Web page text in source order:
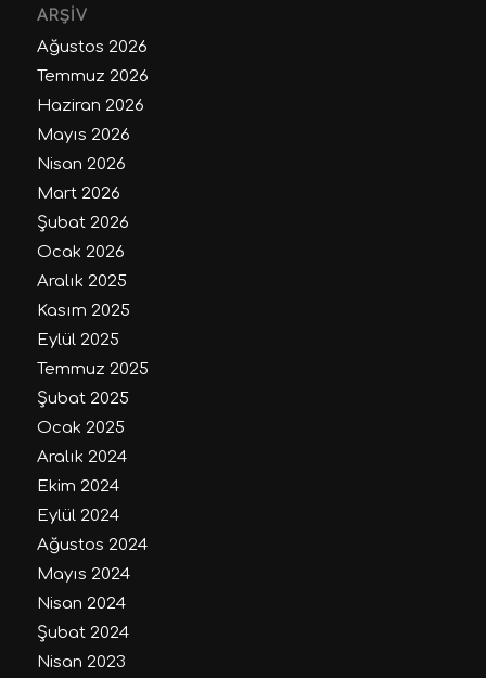
ARŞIV
Ağustos 2026
Temmuz 2026
Haziran 2026
Mayıs 2026
Nisan 2026
Mart 2026
Şubat 2026
Ocak 2026
Aralık 2025
Kasım 2025
Eylül 2025
Temmuz 2025
Şubat 2025
Ocak 2025
Aralık 2024
Ekim 2024
Eylül 2024
Ağustos 2024
Mayıs 2024
Nisan 2024
Şubat 2024
Nisan 2023